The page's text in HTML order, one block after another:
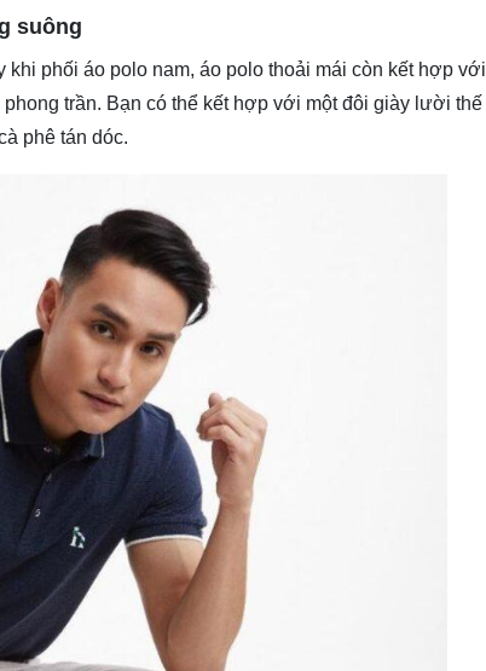
suông
phối áo polo nam, áo polo thoải mái còn kết hợp với
trần. Bạn có thể kết hợp với một đôi giày lười thế
phê tán dóc.